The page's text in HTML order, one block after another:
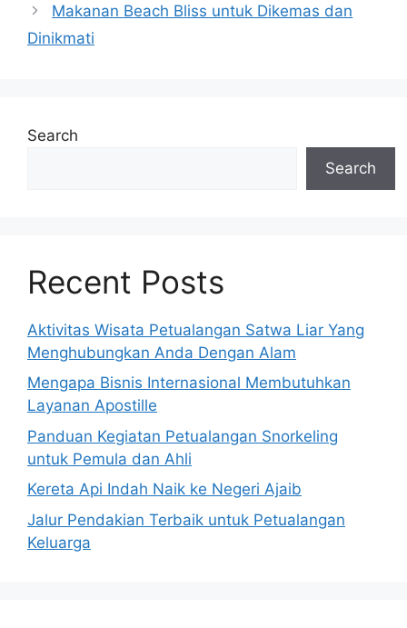
Makanan Beach Bliss untuk Dikemas dan
Dinikmati
Search
Search
Recent Posts
Aktivitas Wisata Petualangan Satwa Liar Yang
Menghubungkan Anda Dengan Alam
Mengapa Bisnis Internasional Membutuhkan
Layanan Apostille
Panduan Kegiatan Petualangan Snorkeling
untuk Pemula dan Ahli
Kereta Api Indah Naik ke Negeri Ajaib
Jalur Pendakian Terbaik untuk Petualangan
Keluarga